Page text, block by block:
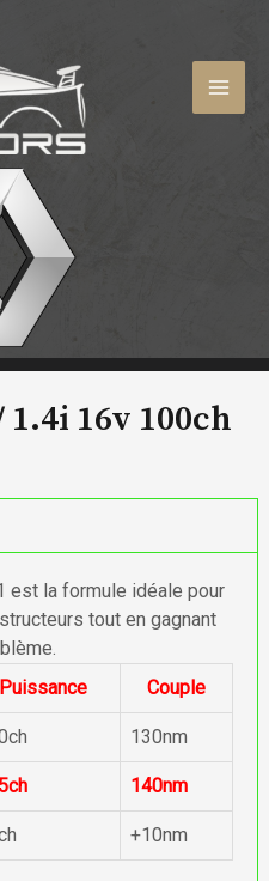
1.4i 16v 100ch
est la formule idéale pour
tout en gagnant
Puissance Couple
130nm
140nm
+10nm